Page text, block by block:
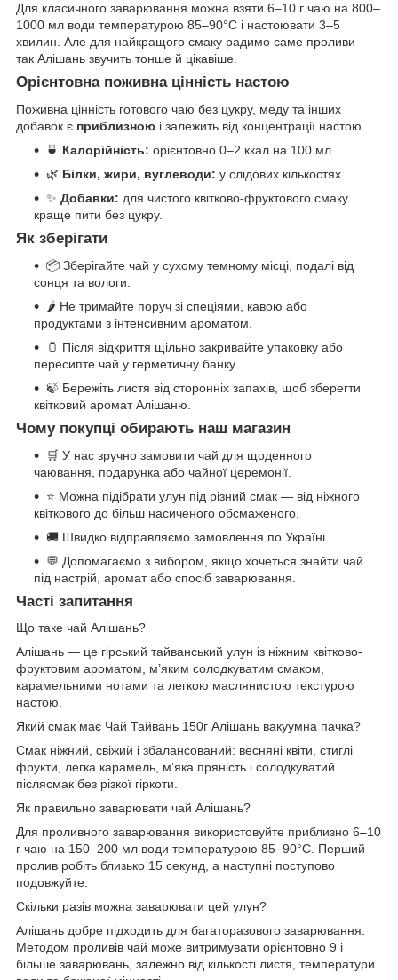
Для класичного заварювання можна взяти 6–10 г чаю на 800–
1000 мл води температурою 85–90°C і настоювати 3–5
хвилин. Але для найкращого смаку радимо саме проливи —
так Алішань звучить тонше й цікавіше.
Орієнтовна поживна цінність настою
Поживна цінність готового чаю без цукру, меду та інших
добавок є приблизною і залежить від концентрації настою.
🍵 Калорійність: орієнтовно 0–2 ккал на 100 мл.
🌿 Білки, жири, вуглеводи: у слідових кількостях.
✨ Добавки: для чистого квітково-фруктового смаку
краще пити без цукру.
Як зберігати
📦 Зберігайте чай у сухому темному місці, подалі від
сонця та вологи.
🌶️ Не тримайте поруч зі спеціями, кавою або
продуктами з інтенсивним ароматом.
🫙 Після відкриття щільно закривайте упаковку або
пересипте чай у герметичну банку.
🍃 Бережіть листя від сторонніх запахів, щоб зберегти
квітковий аромат Алішаню.
Чому покупці обирають наш магазин
🛒 У нас зручно замовити чай для щоденного
чаювання, подарунка або чайної церемонії.
⭐ Можна підібрати улун під різний смак — від ніжного
квіткового до більш насиченого обсмаженого.
🚚 Швидко відправляємо замовлення по Україні.
💬 Допомагаємо з вибором, якщо хочеться знайти чай
під настрій, аромат або спосіб заварювання.
Часті запитання
Що таке чай Алішань?
Алішань — це гірський тайванський улун із ніжним квітково-
фруктовим ароматом, м’яким солодкуватим смаком,
карамельними нотами та легкою маслянистою текстурою
настою.
Який смак має Чай Тайвань 150г Алішань вакуумна пачка?
Смак ніжний, свіжий і збалансований: весняні квіти, стиглі
фрукти, легка карамель, м’яка пряність і солодкуватий
післясмак без різкої гіркоти.
Як правильно заварювати чай Алішань?
Для проливного заварювання використовуйте приблизно 6–10
г чаю на 150–200 мл води температурою 85–90°C. Перший
пролив робіть близько 15 секунд, а наступні поступово
подовжуйте.
Скільки разів можна заварювати цей улун?
Алішань добре підходить для багаторазового заварювання.
Методом проливів чай може витримувати орієнтовно 9 і
більше заварювань, залежно від кількості листя, температури